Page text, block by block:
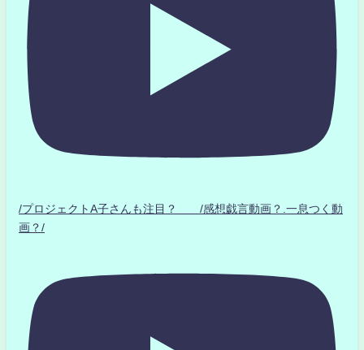
/プロジェクトA子さんも注目？ /感想戯言動画？.一息つく動
画？/